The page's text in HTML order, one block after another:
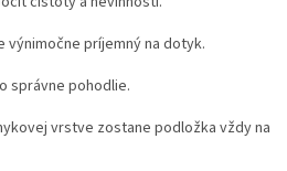
výnimočne príjemný na dotyk.
správne pohodlie.
vrstve zostane podložka vždy na